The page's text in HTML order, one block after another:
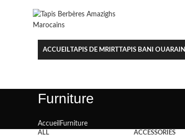
ACCUEILTAPIS DE MRIRTTAPIS BANI OUARAIN
Furniture
Accueil Furniture
ALL ACCESSORIES